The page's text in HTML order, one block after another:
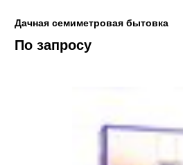
Дачная семиметровая бытовка
По запросу